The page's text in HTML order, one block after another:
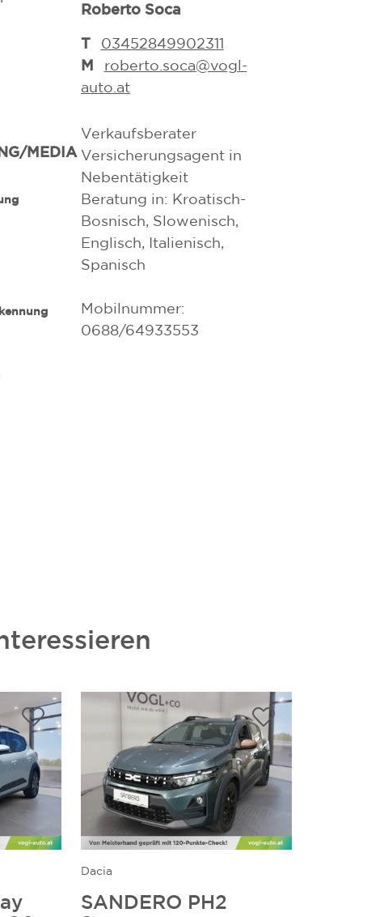
MEDIA
Roberto Soca
T 03452849902311
M
roberto.soca@vogl-
auto.at
Verkaufsberater
Versicherungsagent in
Nebentätigkeit
Beratung in: Kroatisch-
Bosnisch, Slowenisch,
Englisch, Italienisch,
Spanisch
Mobilnummer:
0688/64933553
Dacia
SANDERO PH2